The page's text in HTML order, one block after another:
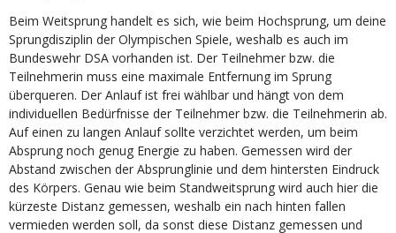
Beim Weitsprung handelt es sich, wie beim Hochsprung, um deine
Sprungdisziplin der Olympischen Spiele, weshalb es auch im
Bundeswehr DSA vorhanden ist. Der Teilnehmer bzw. die
Teilnehmerin muss eine maximale Entfernung im Sprung
überqueren. Der Anlauf ist frei wählbar und hängt von dem
individuellen Bedürfnisse der Teilnehmer bzw. die Teilnehmerin ab.
Auf einen zu langen Anlauf sollte verzichtet werden, um beim
Absprung noch genug Energie zu haben. Gemessen wird der
Abstand zwischen der Absprunglinie und dem hintersten Eindruck
des Körpers. Genau wie beim Standweitsprung wird auch hier die
kürzeste Distanz gemessen, weshalb ein nach hinten fallen
vermieden werden soll, da sonst diese Distanz gemessen und